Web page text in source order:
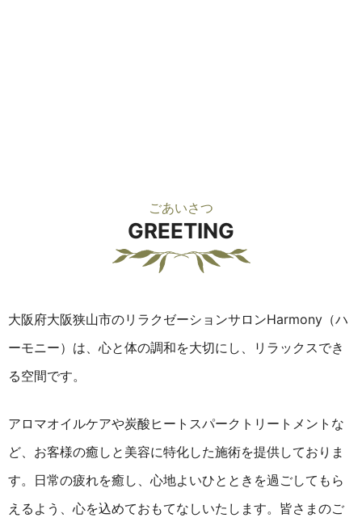
ごあいさつ
GREETING
大阪府大阪狭山市のリラクゼーションサロンHarmony（ハ
ーモニー）は、 心と体の調和を大切にし、リラックスでき
る空間です。
アロマオイルケアや炭酸ヒートスパークトリートメントな
ど、お客様の癒しと美容に特化した施術を提供しておりま
す。 日常の疲れを癒し、心地よいひとときを過ごしてもら
えるよう、心を込めておもてなしいたします。 皆さまのご